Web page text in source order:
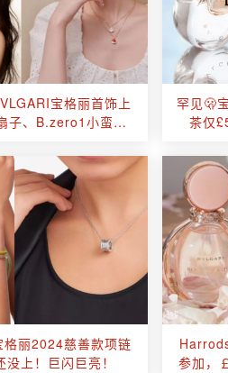
宝格丽首饰上
子、B.zero1小蛮腰
罕见🫢
茶仅
格丽2024慈善款项链
没上！巨闪巨亮！
参加，